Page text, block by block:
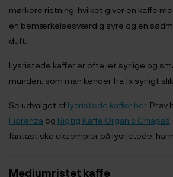
mørkere ristning, hvilket giver en kaffe
en bemærkelsesværdig syre og en
duft.
Lysristede kaffer er ofte let syrlige og
munden, som man kender fra fx syrligt slik.
Se udvalget af lysristede kaffer her. Prøv
Fiorenza og Rigtig Kaffe Organic Chiapas
fantastiske eksempler på lysristede,
Mediumristet kaffe